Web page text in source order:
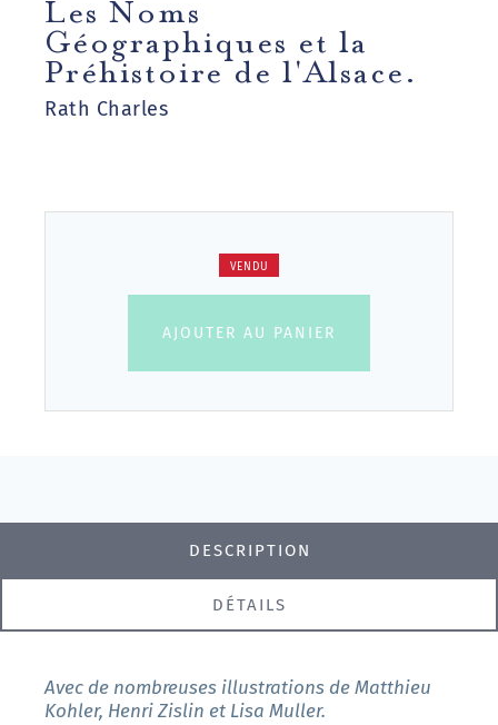
Les Noms
Géographiques et la
Préhistoire de l'Alsace.
Rath Charles
VENDU
AJOUTER AU PANIER
DESCRIPTION
DÉTAILS
Avec de nombreuses illustrations de Matthieu
Kohler, Henri Zislin et Lisa Muller.